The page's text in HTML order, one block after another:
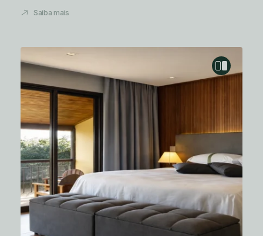
Saiba mais